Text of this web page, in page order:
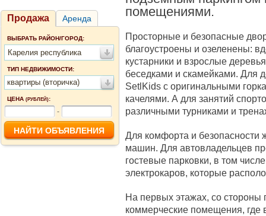
Продажа Аренда
ВЫБРАТЬ РАЙОН/ГОРОД:
Карелия республика
ТИП НЕДВИЖИМОСТИ:
квартиры (вторичка)
ЦЕНА (РУБЛЕЙ):
-
помещениями.
Просторные и безопасные
благоустроены и озеленены:
кустарники и взрослые
беседками и скамейками. Для
SetlKids с оригинальными
качелями. А для занятий
различными турниками и
Для комфорта и безопасности
машин. Для автовладельцев
гостевые парковки, в том
электрокаров, которые
На первых этажах, со стороны
коммерческие помещения, где